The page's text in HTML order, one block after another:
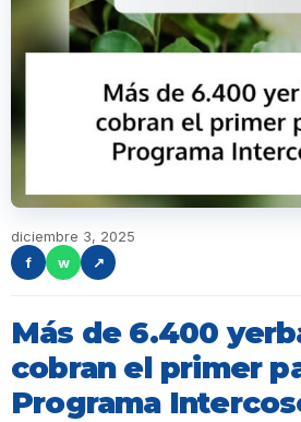
diciembre 3, 2025
f
w ↗
Más de 6.400
cobran el primer
Programa